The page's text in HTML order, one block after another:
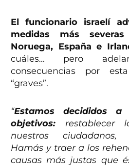
El funcionario israelí
medidas más
Noruega, España e
cuáles… pero
consecuencias por
“graves”.
“Estamos decididos a
objetivos: restablecer
nuestros
Hamás y traer a los
causas más justas que